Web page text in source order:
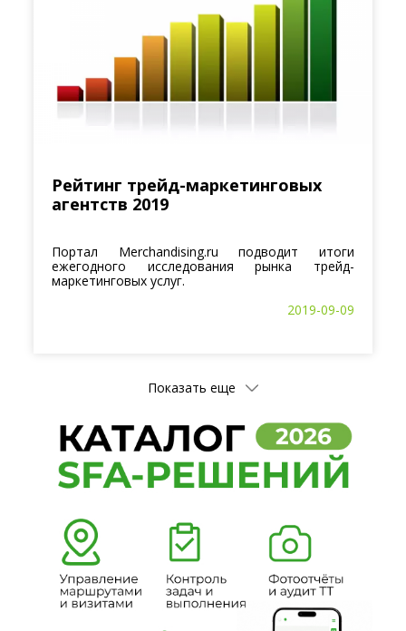
Рейтинг трейд-маркетинговых
агентств 2019
Портал Merchandising.ru подводит итоги
ежегодного исследования рынка трейд-
маркетинговых услуг.
2019-09-09
Показать еще